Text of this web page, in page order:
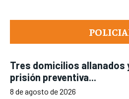
Tres domicilios allanados
prisión preventiva...
8 de agosto de 2026